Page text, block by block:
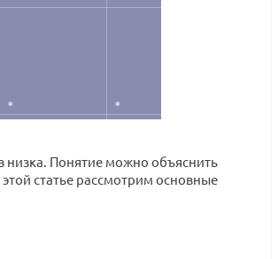
низка. Понятие можно объяснить
статье рассмотрим основные